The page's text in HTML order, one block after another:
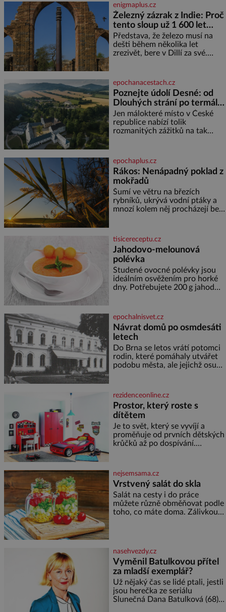
ani ne třetinovém množství, než
je pro většinu populace běžné.
Její základní složky– sodík a
chlór – jsou zásadní pro
správné hospodaření
enigmaplus.cz
Železný zázrak z Indie: Proč
tento sloup už 1 600 let
nezná rez?
Představa, že železo musí na
dešti během několika let
zrezivět, bere v Dillí za své.
železný sloup, který už přibližně
1 600 let odolává počasí
epochanacestach.cz
Poznejte údolí Desné: od
Dlouhých strání po termální
prameny
Jen málokteré místo v České
republice nabízí tolik
rozmanitých zážitků na tak
jediného dne můžete
nahlédnout do útrob jedné z
nejvýznamnějších vodních
elektráren v Evropě, vydat se na
horské hřebeny, projet se na
koloběžce a den zakončit
poznáváním památek ve
epochaplus.cz
Rákos: Nenápadný poklad z
mokřadů
Šumí ve větru na březích
rybníků, ukrývá vodní ptáky a
mnozí kolem něj procházejí bez
lodě, zapisovat první texty a
inspiroval řadu pověstí. Tato
skromná, ale užitečná rostlina
provází člověka už tisíce let.
Většina lidí vnímá rákos jen jako
obyčejnou kulisu letního
koupání. Stačí se však podívat
tisicereceptu.cz
Jahodovo-melounová
polévka
Studené ovocné polévky jsou
ideálním osvěžením pro horké
dny. Potřebujete 200 g jahod
cukru krystal 1 lžíci medu 200 g
zakysané sm
epochalnisvet.cz
Návrat domů po osmdesáti
letech
Do Brna se letos vrátí potomci
rodin, které pomáhaly utvářet
podobu města, ale jejichž osudy
Placzek, Löw-Beer, Fuhrmann,
Kohn a Stiassni se stanou
jednou z hlavních
dramaturgických linií festivalu
židovské kultury ŠTETL FEST
2026. Některé návraty nejsou
jednoduché. Místa, která si
rezidenceonline.cz
Prostor, který roste s
dítětem
Je to svět, který se vyvíjí a
proměňuje od prvních dětských
krůčků až po dospívání.
soustředění i odpočinek a
reaguje na každou etapu života
a specifické potřeby dítěte. Pro
nejmenší je klíčová
jednoduchost, měkkost a
bezpečí, proto by pokoj
nejsemsama.cz
Vrstvený salát do skla
Salát na cesty i do práce
můžete různě obměňovat podle
toho, co máte doma. Zálivkou
potřebujete: ✿ 1/4 ledového
nebo jiného salátu (římský salát,
polníček…) ✿ 1 malá konzerva
kukuřice ✿ ½ okurky ✿ 2
rajčata Zálivka: ✿ 4 lžíce
olivového oleje ✿ 1 lžíci
citronové šťávy ✿ ½ stroužku
nasehvezdy.cz
Vyměnil Batulkovou přítel
za mladší exemplář?
Už nějaký čas se lidé ptali, jestli
jsou herečka ze seriálu
Slunečná Dana Batulková (68) a